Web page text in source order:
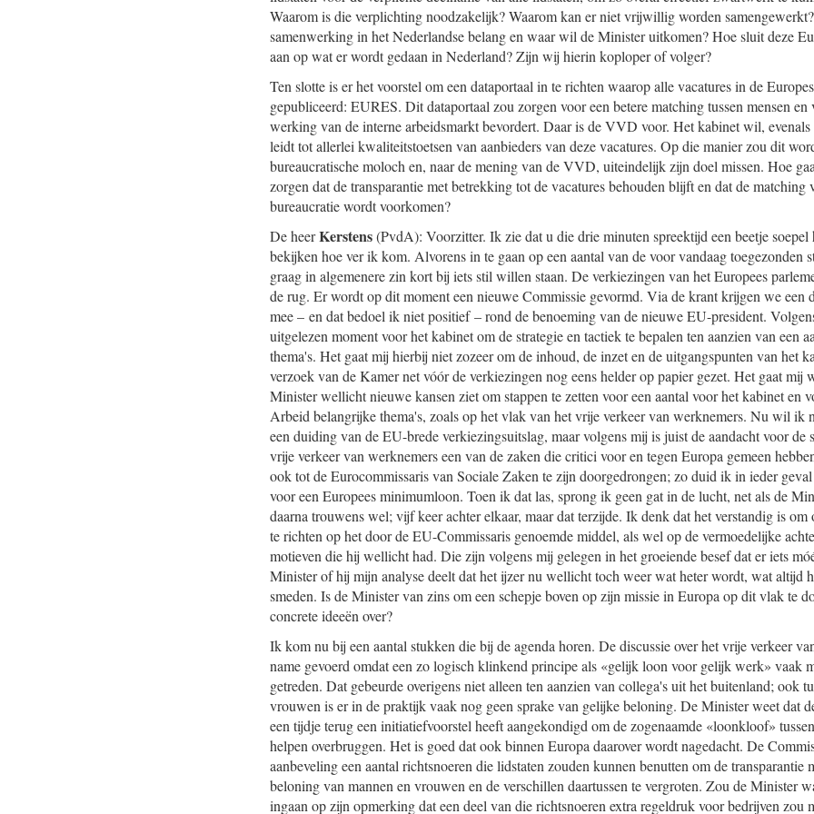
Waarom is die verplichting noodzakelijk? Waarom kan er niet vrijwillig worden
samenwerking in het Nederlandse belang en waar wil de Minister uitkomen? Hoe sluit deze
aan op wat er wordt gedaan in Nederland? Zijn wij hierin koploper of volger?
Ten slotte is er het voorstel om een dataportaal in te richten waarop alle vacatures in de
gepubliceerd: EURES. Dit dataportaal zou zorgen voor een betere matching tussen mensen en
werking van de interne arbeidsmarkt bevordert. Daar is de VVD voor. Het kabinet wil,
leidt tot allerlei kwaliteitstoetsen van aanbieders van deze vacatures. Op die manier zou dit
bureaucratische moloch en, naar de mening van de VVD, uiteindelijk zijn doel missen. Hoe
zorgen dat de transparantie met betrekking tot de vacatures behouden blijft en dat de matching
bureaucratie wordt voorkomen?
De heerKerstens(PvdA): Voorzitter. Ik zie dat u die drie minuten spreektijd een beetje soepel
bekijken hoe ver ik kom. Alvorens in te gaan op een aantal van de voor vandaag toegezonden
graag in algemenere zin kort bij iets stil willen staan. De verkiezingen van het Europees
de rug. Er wordt op dit moment een nieuwe Commissie gevormd. Via de krant krijgen we een
mee – en dat bedoel ik niet positief – rond de benoeming van de nieuwe EU-president.
uitgelezen moment voor het kabinet om de strategie en tactiek te bepalen ten aanzien van een
thema's. Het gaat mij hierbij niet zozeer om de inhoud, de inzet en de uitgangspunten van het
verzoek van de Kamer net vóór de verkiezingen nog eens helder op papier gezet. Het gaat mij
Minister wellicht nieuwe kansen ziet om stappen te zetten voor een aantal voor het kabinet en
Arbeid belangrijke thema's, zoals op het vlak van het vrije verkeer van werknemers. Nu wil ik
een duiding van de EU-brede verkiezingsuitslag, maar volgens mij is juist de aandacht voor de
vrije verkeer van werknemers een van de zaken die critici voor en tegen Europa gemeen
ook tot de Eurocommissaris van Sociale Zaken te zijn doorgedrongen; zo duid ik in ieder
voor een Europees minimumloon. Toen ik dat las, sprong ik geen gat in de lucht, net als de
daarna trouwens wel; vijf keer achter elkaar, maar dat terzijde. Ik denk dat het verstandig is om
te richten op het door de EU-Commissaris genoemde middel, als wel op de vermoedelijke
motieven die hij wellicht had. Die zijn volgens mij gelegen in het groeiende besef dat er iets
Minister of hij mijn analyse deelt dat het ijzer nu wellicht toch weer wat heter wordt, wat altijd
smeden. Is de Minister van zins om een schepje boven op zijn missie in Europa op dit vlak te
concrete ideeën over?
Ik kom nu bij een aantal stukken die bij de agenda horen. De discussie over het vrije verkeer
name gevoerd omdat een zo logisch klinkend principe als «gelijk loon voor gelijk werk» vaak
getreden. Dat gebeurde overigens niet alleen ten aanzien van collega's uit het buitenland; ook
vrouwen is er in de praktijk vaak nog geen sprake van gelijke beloning. De Minister weet dat
een tijdje terug een initiatiefvoorstel heeft aangekondigd om de zogenaamde «loonkloof»
helpen overbruggen. Het is goed dat ook binnen Europa daarover wordt nagedacht. De
aanbeveling een aantal richtsnoeren die lidstaten zouden kunnen benutten om de transparantie
beloning van mannen en vrouwen en de verschillen daartussen te vergroten. Zou de Minister
ingaan op zijn opmerking dat een deel van die richtsnoeren extra regeldruk voor bedrijven zou